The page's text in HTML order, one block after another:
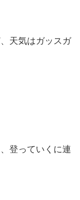
天気はガッスガ
登っていくに連